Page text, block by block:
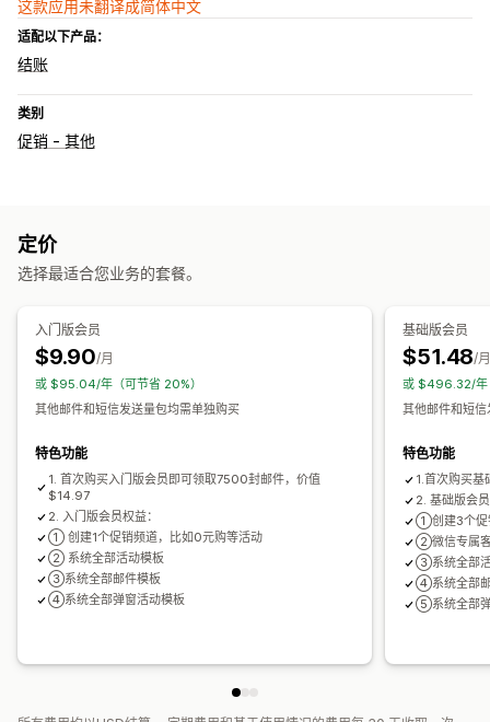
这款应用未翻译成简体中文
适配以下产品：
结账
类别
促销 - 其他
定价
选择最适合您业务的套餐。
入门版会员
$9.90/月
或 $95.04/年（可节省 20%）
其他邮件和短信发送量包均需单独购买
特色功能
1. 首次购买入门版会员即可领取7500封邮件，价值
$14.97
2. 入门版会员权益：
① 创建1个促销频道，比如0元购等活动
② 系统全部活动模板
③系统全部邮件模板
④系统全部弹窗活动模板
基础版会员
$51.48/
或 $496.32/年
其他邮件和短
特色功能
1.首次购买
2. 基础版会
①创建3个促
②微信专属
③系统全部
④系统全部
⑤系统全部